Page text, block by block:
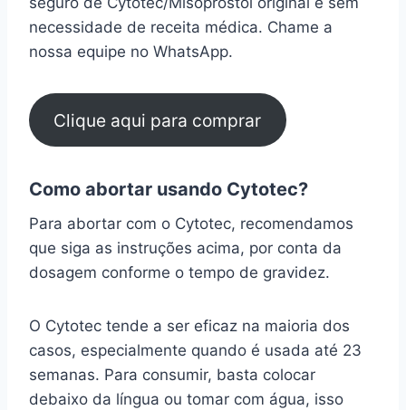
necessidade de receita médica. Chame a
nossa equipe no WhatsApp.
Clique aqui para comprar
Como abortar usando Cytotec?
Para abortar com o Cytotec, recomendamos
que siga as instruções acima, por conta da
dosagem conforme o tempo de gravidez.
O Cytotec tende a ser eficaz na maioria dos
casos, especialmente quando é usada até 23
semanas. Para consumir, basta colocar
debaixo da língua ou tomar com água, isso